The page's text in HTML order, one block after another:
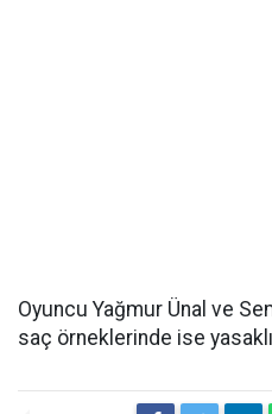
Oyuncu Yağmur Ünal ve
saç örneklerinde ise